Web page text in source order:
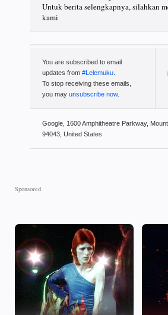
Untuk berita selengkapnya, silahkan
kami
You are subscribed to email
updates from #Lelemuku
To stop receiving these emails,
you may unsubscribe now.
Google, 1600 Amphitheatre Parkway,
94043, United States